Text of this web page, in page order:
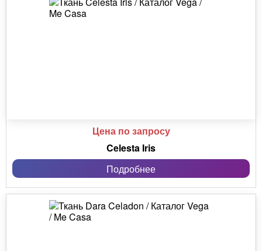
Цена по запросу
Celesta Iris
Подробнее